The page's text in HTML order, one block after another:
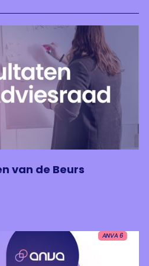
van de Beurs
ANVA 6